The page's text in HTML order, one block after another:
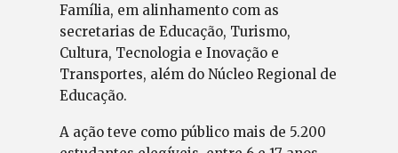
Família, em alinhamento com as
secretarias de Educação, Turismo,
Cultura, Tecnologia e Inovação e
Transportes, além do Núcleo Regional de
Educação.
A ação teve como público mais de 5.200